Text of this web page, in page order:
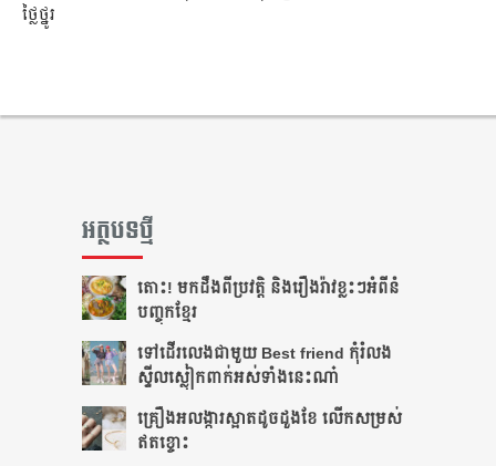
ថ្លៃថ្នូរ
អត្ថបទថ្មី
តោះ! មកដឹងពីប្រវត្តិ និងរឿងរ៉ាវខ្លះៗអំពីនំ
បញ្ចុកខ្មែរ
ទៅដើរលេងជាមួយ Best friend កុំរំលង
ស្ទីលស្លៀកពាក់អស់ទាំងនេះណា៎
គ្រឿងអលង្ការស្អាតដូចដួងខែ លើកសម្រស់
ឥតខ្ចោះ